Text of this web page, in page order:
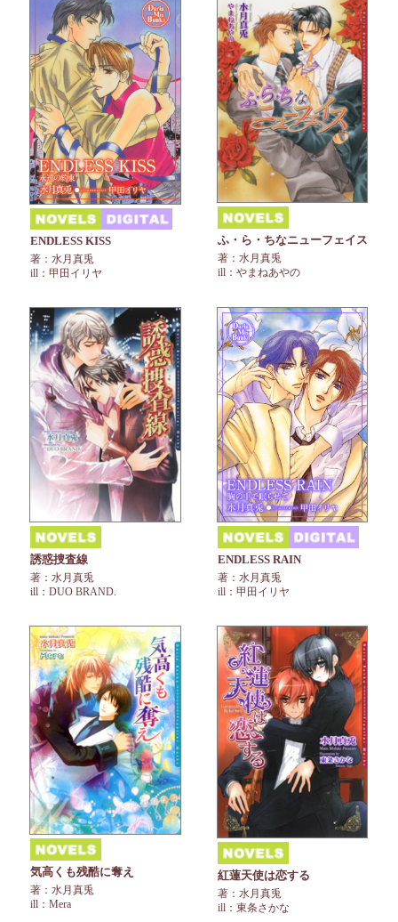
ENDLESS KISS
著：水月真兎
ill：甲田イリヤ
ふ・ら・ちなニューフェイス
著：水月真兎
ill：やまねあやの
誘惑捜査線
著：水月真兎
ill：DUO BRAND.
ENDLESS RAIN
著：水月真兎
ill：甲田イリヤ
気高くも残酷に奪え
著：水月真兎
ill：Mera
紅蓮天使は恋する
著：水月真兎
ill：東条さかな